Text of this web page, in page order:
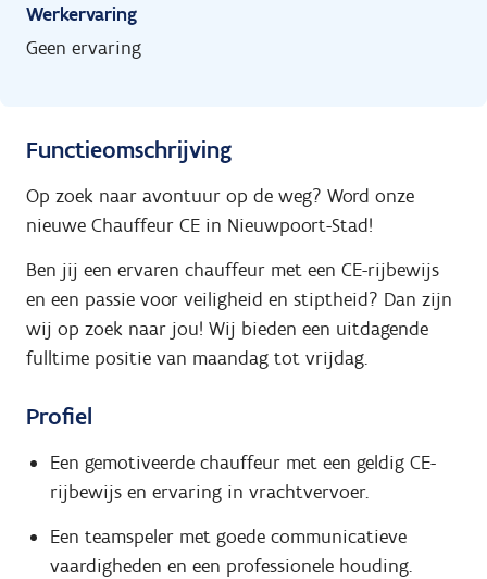
Werkervaring
Geen ervaring
Functieomschrijving
Op zoek naar avontuur op de weg? Word onze
nieuwe Chauffeur CE in Nieuwpoort-Stad!
Ben jij een ervaren chauffeur met een CE-rijbewijs
en een passie voor veiligheid en stiptheid? Dan zijn
wij op zoek naar jou! Wij bieden een uitdagende
fulltime positie van maandag tot vrijdag.
Profiel
Een gemotiveerde chauffeur met een geldig CE-
rijbewijs en ervaring in vrachtvervoer.
Een teamspeler met goede communicatieve
vaardigheden en een professionele houding.